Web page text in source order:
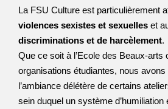
La FSU Culture est particulièrement
violences sexistes et sexuelles et
discriminations et de harcèlement.
Que ce soit à l’Ecole des Beaux-arts
organisations étudiantes, nous avons
l’ambiance délétère de certains
sein duquel un système